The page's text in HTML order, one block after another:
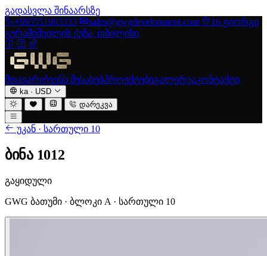
გადასვლა შინაარსზე
+995551903333
sales@gwgdevelopment.com
16 გიორგი
გურამიშვილის ქუჩა, თბილისი
მთავარიჩვენს შესახებპროექტებიგალერეაკონტაქტი
ka · USD
დარეკვა
უკან · სართული 10
ბინა 1012
გაყიდული
GWG ბათუმი · ბლოკი A · სართული 10